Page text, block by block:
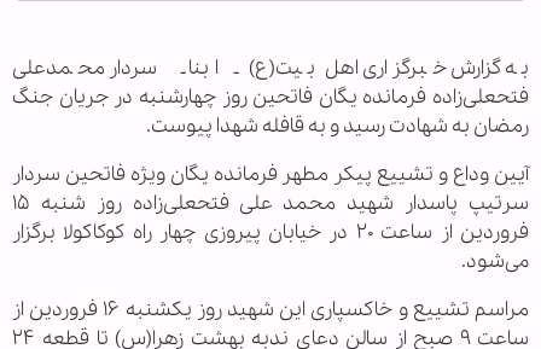
به گزارش خبرگزاری اهل بیت(ع) ـ ابنا ـ سردار محمدعلی
فتحعلی‌زاده فرمانده یگان فاتحین روز چهارشنبه در جریان جنگ
رمضان به شهادت رسید و به قافله شهدا پیوست.
آیین وداع و تشییع پیکر مطهر فرمانده یگان ویژه فاتحین سردار
سرتیپ پاسدار شهید محمد علی فتحعلی‌زاده روز شنبه ۱۵
فروردین از ساعت ۲۰ در خیابان پیروزی چهار راه کوکاکولا برگزار
می‌شود.
مراسم تشییع و خاکسپاری این شهید روز یکشنبه ۱۶ فروردین از
ساعت ۹ صبح از سالن دعای ندبه بهشت زهرا(س) تا قطعه ۲۴